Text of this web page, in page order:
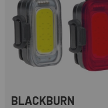
BLACKBURN